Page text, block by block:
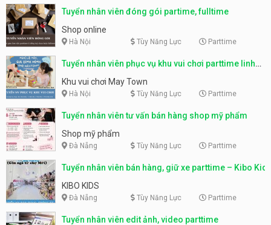
Tuyển nhân viên đóng gói partime, fulltime
Shop online
Hà Nội Tùy Năng Lực Parttime
Tuyển nhân viên phục vụ khu vui chơi parttime linh
động
Khu vui chơi May Town
Hà Nội Tùy Năng Lực Parttime
Tuyển nhân viên tư vấn bán hàng shop mỹ phẩm
Shop mỹ phẩm
Đà Nẵng Tùy Năng Lực Parttime
Tuyển nhân viên bán hàng, giữ xe parttime – Kibo Kid
KIBO KIDS
Đà Nẵng Tùy Năng Lực Parttime
Tuyển nhân viên edit ảnh, video parttime